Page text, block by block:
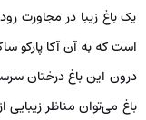
یک باغ زیبا در مجاورت
درون این باغ درختان
باغ می‌توان مناظر